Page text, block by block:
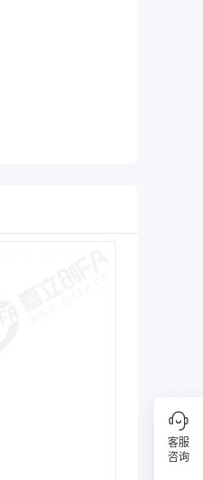
客服
咨询